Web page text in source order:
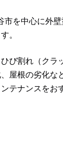
市を中心に外
。
び割れ（クラ
、屋根の劣化な
テナンスをお